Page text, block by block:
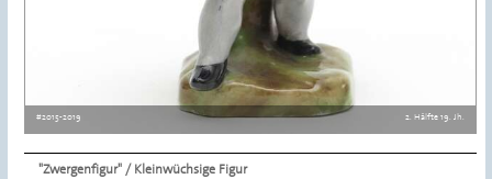
#2015-2019 2. Hälfte 19. Jh.
"Zwergenfigur" / Kleinwüchsige Figur